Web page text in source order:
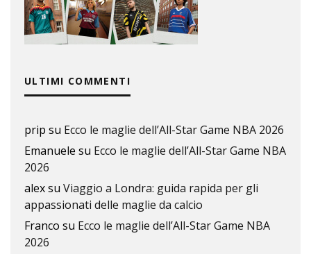
ULTIMI COMMENTI
prip su Ecco le maglie dell’All-Star Game NBA 2026
Emanuele su Ecco le maglie dell’All-Star Game NBA
2026
alexsu Viaggio a Londra: guida rapida per gli
appassionati delle maglie da calcio
Franco su Ecco le maglie dell’All-Star Game NBA
2026